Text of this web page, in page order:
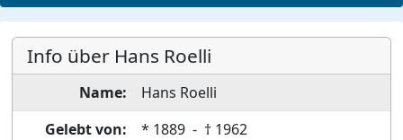
Info über Hans Roelli
Name: Hans Roelli
Gelebt von:
* 1889 - † 1962